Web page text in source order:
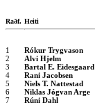
Raðf. Heiti
1 Rókur Trygvason
2
Alvi Hjelm
3
Bartal E. Eidesgaard
4
Rani Jacobsen
5
Niels T. Nattestad
6
Niklas Jógvan Arge
7
Rúni Dahl